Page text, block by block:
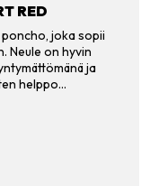
RED
joka sopii
Neule on hyvin
ja
helppo…